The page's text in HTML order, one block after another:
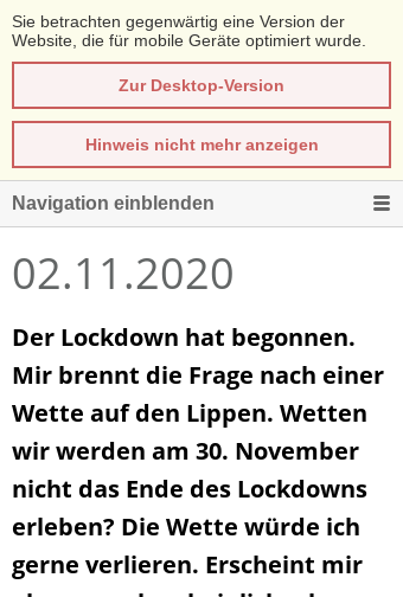
Sie betrachten gegenwärtig eine Version der
Website, die für mobile Geräte optimiert wurde.
Zur Desktop-Version
Hinweis nicht mehr anzeigen
Navigation einblenden
02.11.2020
Der Lockdown hat begonnen.
Mir brennt die Frage nach einer
Wette auf den Lippen. Wetten
wir werden am 30. November
nicht das Ende des Lockdowns
erleben? Die Wette würde ich
gerne verlieren. Erscheint mir